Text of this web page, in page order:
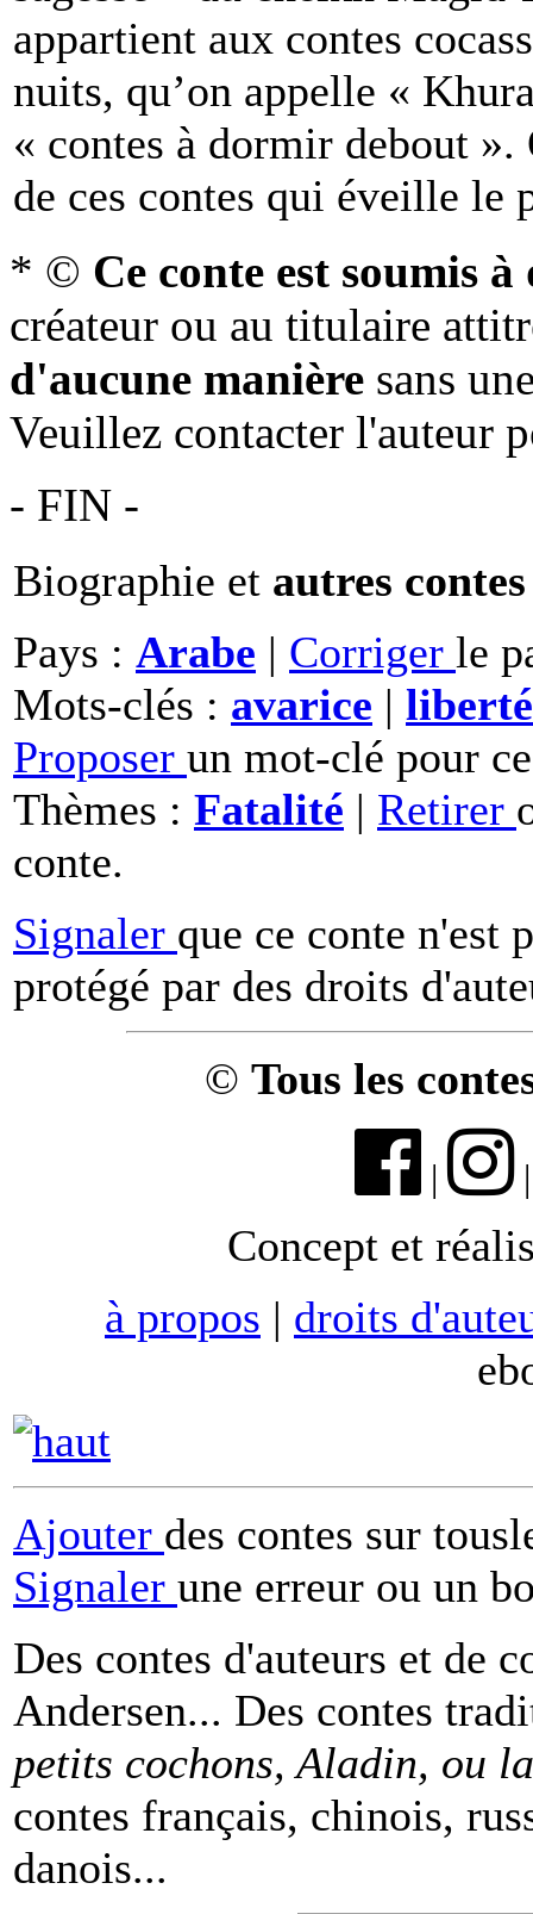
appartient aux contes
nuits, qu’on appelle «
« contes à dormir debout ».
de ces contes qui éveille le
* © Ce conte est soumis
créateur ou au titulaire
d'aucune manière sans
Veuillez contacter l'auteur
- FIN -
Biographie et autres contes
Pays : Arabe | Corriger le
Mots-clés : avarice | liberté
Proposer un mot-clé pour
Thèmes : Fatalité | Retirer
conte.
Signaler que ce conte n'est
protégé par des droits
© Tous les
|
Concept et
à propos | droits
Ajouter des contes sur
Signaler une erreur ou un
Des contes d'auteurs et de
Andersen... Des contes
petits cochons, Aladin, ou
contes français, chinois,
danois...